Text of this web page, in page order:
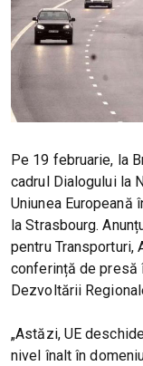
Pe 19 februarie, la
cadrul Dialogului la
Uniunea Europeană
la Strasbourg.
pentru Transporturi,
conferință de presă
Dezvoltării
„Astăzi, UE
nivel înalt în